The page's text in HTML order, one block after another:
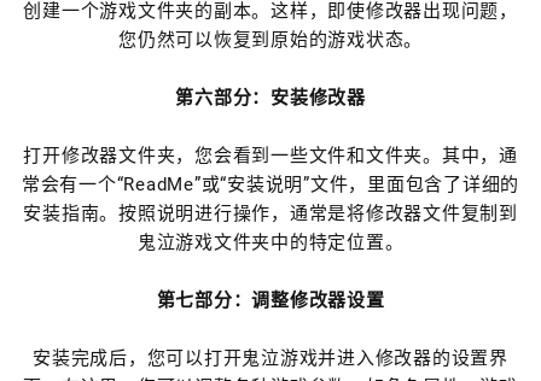
创建一个游戏文件夹的副本。这样，即使修改器出现问题，
您仍然可以恢复到原始的游戏状态。
第六部分：安装修改器
打开修改器文件夹，您会看到一些文件和文件夹。其中，通
常会有一个“ReadMe”或“安装说明”文件，里面包含了详细的
安装指南。按照说明进行操作，通常是将修改器文件复制到
鬼泣游戏文件夹中的特定位置。
第七部分：调整修改器设置
安装完成后，您可以打开鬼泣游戏并进入修改器的设置界